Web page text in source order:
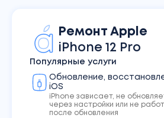
Ремонт Apple
iPhone 12 Pro
Популярные услуги
Обновление,
iOS
iPhone зависает, не
через настройки или не
после обновления